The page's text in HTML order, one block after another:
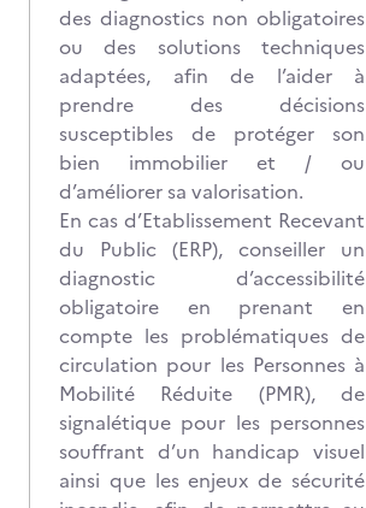
des diagnostics non obligatoires
ou des solutions techniques
adaptées, afin de l’aider à
prendre des décisions
susceptibles de protéger son
bien immobilier et / ou
d’améliorer sa valorisation.
En cas d’Etablissement Recevant
du Public (ERP), conseiller un
diagnostic d’accessibilité
obligatoire en prenant en
compte les problématiques de
circulation pour les Personnes à
Mobilité Réduite (PMR), de
signalétique pour les personnes
souffrant d’un handicap visuel
ainsi que les enjeux de sécurité